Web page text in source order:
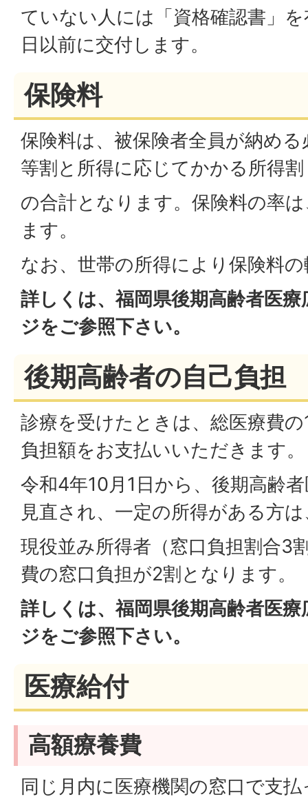
ていない人には「資格確認書」
日以前に交付します。
保険料
保険料は、被保険者全員が納め
等割と所得に応じてかかる所得割
の合計となります。保険料の率
ます。
なお、世帯の所得により保険料
詳しくは、福岡県後期高齢者医
ジをご参照下さい。
後期高齢者の自己負担
診療を受けたときは、総医療費
負担額をお支払いいただきます。
令和4年10月1日から、後期高齢
見直され、一定の所得がある方
現役並み所得者（窓口負担割合3
費の窓口負担が2割となります。
詳しくは、福岡県後期高齢者医
ジをご参照下さい。
医療給付
高額療養費
同じ月内に医療機関の窓口で支